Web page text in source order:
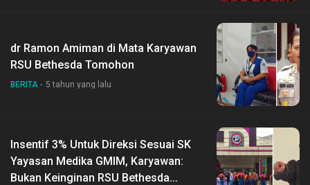
dr Ramon Amiman di Mata Karyawan
RSU Bethesda Tomohon
BERITA 5 tahun yang lalu
Insentif 3% Untuk Direksi Sesuai SK
Yayasan Medika GMIM, Karyawan:
Bukan Keinginan RSU Bethesda